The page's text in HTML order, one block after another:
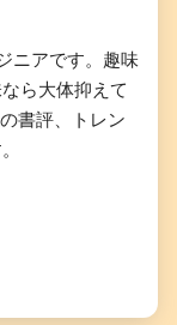
ニアです。趣味
ら大体抑えて
書評、トレン